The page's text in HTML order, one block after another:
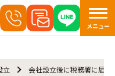
メニュー
立 会社設立後に税務署に届